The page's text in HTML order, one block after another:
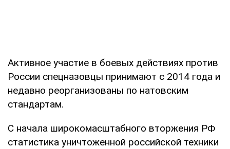
Активное участие в боевых действиях против
России спецназовцы принимают с 2014 года и
недавно реорганизованы по натовским
стандартам.
С начала широкомасштабного вторжения РФ
статистика уничтоженной российской техники